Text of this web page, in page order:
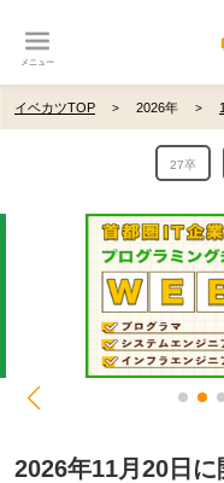
メニュー
27卒
イベカツTOP 2026年
2026年11月20日